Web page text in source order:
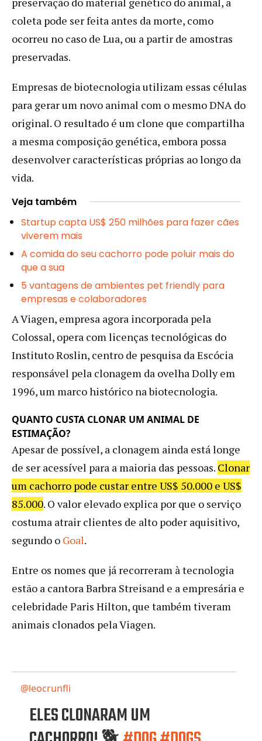
coleta pode ser feita antes da morte, como
ocorreu no caso de Lua, ou a partir de amostras
preservadas.
Empresas de biotecnologia utilizam essas células
para gerar um novo animal com o mesmo DNA do
original. O resultado é um clone que compartilha
a mesma composição genética, embora possa
desenvolver características próprias ao longo da
vida.
Veja também
Startup capta US$ 250 milhões para fazer cães
viverem mais
A comida do seu cachorro pode poluir mais do
que a sua
5 vantagens de ambientes pet friendly para
empresas e colaboradores
A Viagen, empresa agora incorporada pela
Colossal, opera com licenças tecnológicas do
Instituto Roslin, centro de pesquisa da Escócia
responsável pela clonagem da ovelha Dolly em
1996, um marco histórico na biotecnologia.
QUANTO CUSTA CLONAR UM ANIMAL DE
ESTIMAÇÃO?
Apesar de possível, a clonagem ainda está longe
de ser acessível para a maioria das pessoas. Clonar
um cachorro pode custar entre US$ 50.000 e US$
85.000. O valor elevado explica por que o serviço
costuma atrair clientes de alto poder aquisitivo,
segundo o Goal.
Entre os nomes que já recorreram à tecnologia
estão a cantora Barbra Streisand e a empresária e
celebridade Paris Hilton, que também tiveram
animais clonados pela Viagen.
@leocrunfli
ELES CLONARAM UM